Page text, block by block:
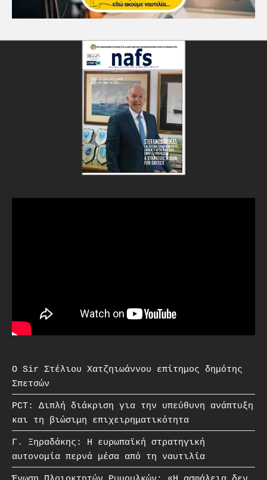
O Sir Στέλιου Χατζηιωάννου επίτημος δημότης
Σπετσών
PCT: Διπλή διάκριση για την υπεύθυνη ανάπτυξη
και τη βιώσιμη επιχειρηματικότητα
Γ. Ξηραδάκης: Η ευρωπαϊκή στρατηγική
αυτονομία περνά μέσα από τη ναυτιλία